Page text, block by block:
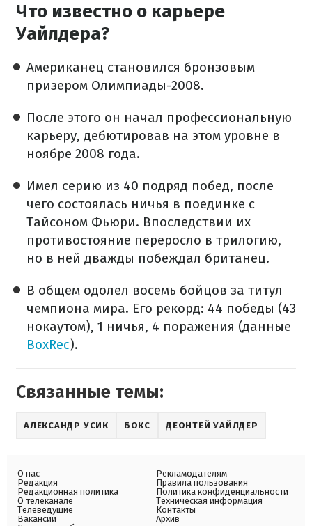
Что известно о карьере
Уайлдера?
Американец становился бронзовым
призером Олимпиады-2008.
После этого он начал профессиональную
карьеру, дебютировав на этом уровне в
ноябре 2008 года.
Имел серию из 40 подряд побед, после
чего состоялась ничья в поединке с
Тайсоном Фьюри. Впоследствии их
противостояние переросло в трилогию,
но в ней дважды побеждал британец.
В общем одолел восемь бойцов за титул
чемпиона мира. Его рекорд: 44 победы (43
нокаутом), 1 ничья, 4 поражения (данные
BoxRec).
Связанные темы:
АЛЕКСАНДР УСИК БОКС ДЕОНТЕЙ УАЙЛДЕР
О нас
Редакция
Редакционная политика
О телеканале
Телеведущие
Вакансии
Рекламодателям
Правила пользования
Политика конфиденциальности
Техническая информация
Контакты
Архив